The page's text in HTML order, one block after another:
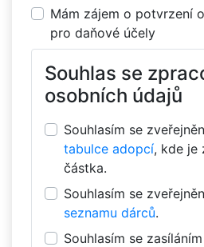
Mám zájem o potvrzení
pro daňové účely
Souhlas se
osobních údajů
Souhlasím se
tabulce adopcí, kde je
částka.
Souhlasím se
seznamu dárců.
Souhlasím se